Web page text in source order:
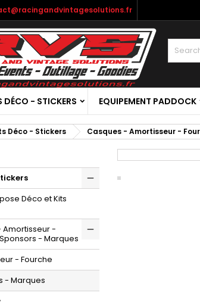
DÉCO - STICKERS EQUIPEMENT PADDOCK
Déco - Stickers Casques - Amortisseur -
Déco et Kits
Amortisseur -
- Marques
- Fourche
- Marques